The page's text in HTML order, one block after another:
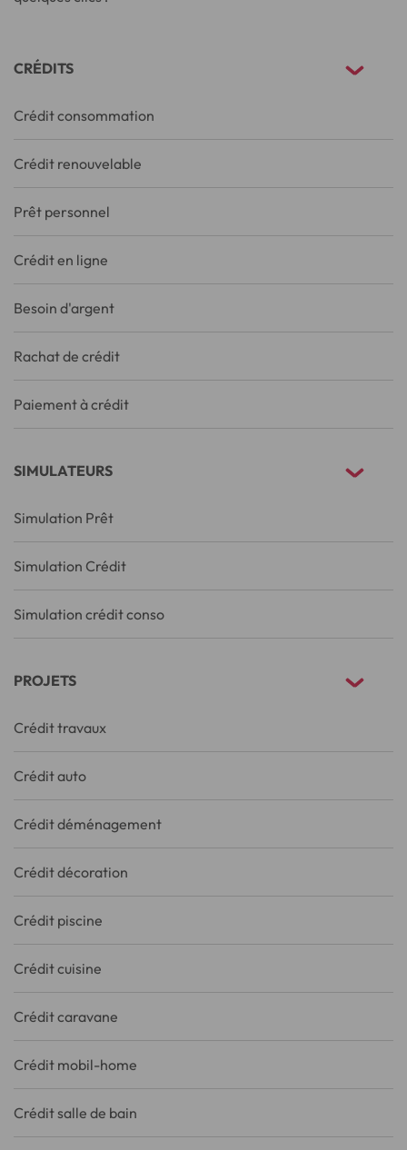
CRÉDITS
Crédit consommation
Crédit renouvelable
Prêt personnel
Crédit en ligne
Besoin d'argent
Rachat de crédit
Paiement à crédit
SIMULATEURS
Simulation Prêt
Simulation Crédit
Simulation crédit conso
PROJETS
Crédit travaux
Crédit auto
Crédit déménagement
Crédit décoration
Crédit piscine
Crédit cuisine
Crédit caravane
Crédit mobil-home
Crédit salle de bain